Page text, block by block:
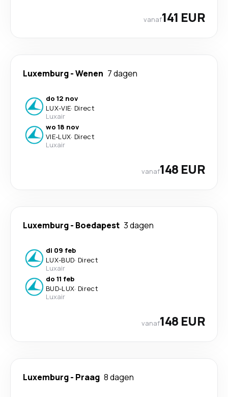
vanaf141 EUR
Luxemburg-Wenen 7 dagen
do 12 nov
LUX-VIE· Direct
Luxair
wo 18 nov
VIE-LUX· Direct
Luxair
vanaf148 EUR
Luxemburg- Boedapest 3 dagen
di 09 feb
LUX-BUD· Direct
Luxair
do 11 feb
BUD-LUX· Direct
Luxair
vanaf148 EUR
Luxemburg- Praag 8 dagen